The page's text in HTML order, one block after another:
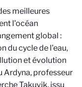
meilleures
l'océan
global :
du cycle de l'eau,
et évolution
Ardyna, professeur
Takuvik, issu